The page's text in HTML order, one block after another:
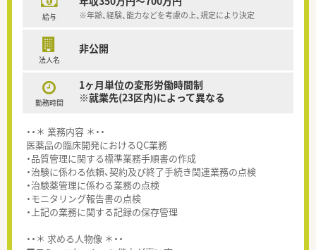
給与 ※年齢、経験、能力などを考慮の上、規定により決定
法人名
非公開
勤務時間
1ヶ月単位の変形労働時間制
※就業先(23区内)によって異なる
・・＊ 業務内容 ＊・・
医薬品の臨床開発におけるQC業務
・品質管理に関する標準業務手順書の作成
・治験に係わる依頼、契約及び終了手続き関連業務の点検
・治験薬管理に係わる業務の点検
・モニタリング報告書の点検
・上記の業務に関する記録の保存管理
・・＊ 求める人物像 ＊・・